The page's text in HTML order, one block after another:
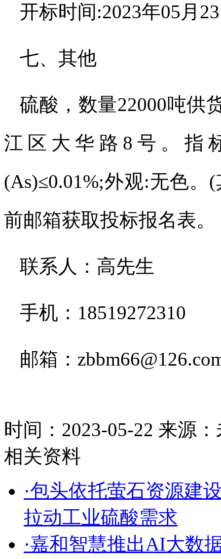
开标时间:2023年05 月 23
七、其他
硫酸，数量22000吨供
江区大华路 8 号。指
(As)≤0.01%;外观:无色。 (
前邮箱获取投标报名表。
联系人：高先生
手机： 18519272310
邮箱：
时间：2023-05-22 来源：
相关资料
·包头依托萤石资源建
拉动工业硫酸需求
·嘉和智慧推出AI大数